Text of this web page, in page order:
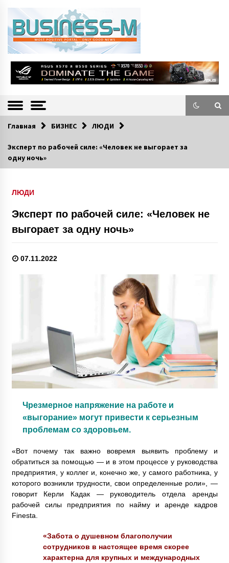
BUSINESS-M
—
Информацио
нно-деловой
экономической и культурной жизни Эстонии и зарубежных стран.
Главная БИЗНЕС ЛЮДИ
Эксперт по рабочей силе: «Человек не выгорает за
одну ночь»
ЛЮДИ
Эксперт по рабочей силе: «Человек не
выгорает за одну ночь»
07.11.2022
Чрезмерное напряжение на работе и
«выгорание» могут привести к серьезным
проблемам со здоровьем.
«Вот почему так важно вовремя выявить проблему и
обратиться за помощью — и в этом процессе у руководства
предприятия, у коллег и, конечно же, у самого работника, у
которого возникли трудности, свои определенные роли», —
говорит Керли Кадак — руководитель отдела аренды
рабочей силы предприятия по найму и аренде кадров
Finesta.
«Забота о душевном благополучии
сотрудников в настоящее время скорее
характерна для крупных и международных